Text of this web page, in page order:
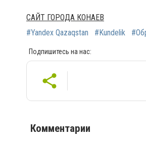
САЙТ ГОРОДА КОНАЕВ
#Yandex Qazaqstan
#Kundelik
Подпишитесь на нас:
Комментарии